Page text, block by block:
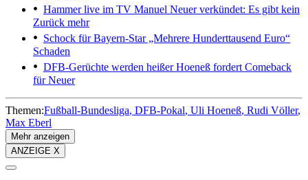
Hammer live im TV Manuel Neuer verkündet: Es gibt kein
Zurück mehr
Schock für Bayern-Star„Mehrere Hunderttausend Euro“
Schaden
DFB-Gerüchte werden heißerHoeneß fordert Comeback
für Neuer
Themen:Fußball-Bundesliga DFB-Pokal Uli Hoeneß Rudi Völler
Max Eberl
Mehr anzeigen
ANZEIGE X